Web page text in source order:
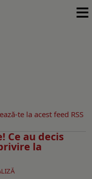
≡
te la acest feed RSS
Ce au decis
la